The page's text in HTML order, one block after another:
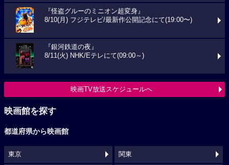
『怪盗グルーのミニオン超変身』
8/10(月) フジテレビ/最新作公開記念にて(19:00〜)
『銀河鉄道の夜』
8/11(火) NHK/Eテレにて(09:00～)
映画TV放送スケジュールへ
映画館を探す
都道府県から映画館
東京 関東